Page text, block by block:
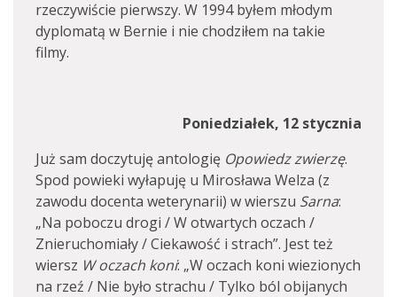
rzeczywiście pierwszy. W 1994 byłem młodym
dyplomatą w Bernie i nie chodziłem na takie
filmy.
Poniedziałek, 12 stycznia
Już sam doczytuję antologię Opowiedz zwierzę.
Spod powieki wyłapuję u Mirosława Welza (z
zawodu docenta weterynarii) w wierszu Sarna:
„Na poboczu drogi / W otwartych oczach /
Znieruchomiały / Ciekawość i strach”. Jest też
wiersz W oczach koni: „W oczach koni wiezionych
na rzeź / Nie było strachu / Tylko ból obijanych